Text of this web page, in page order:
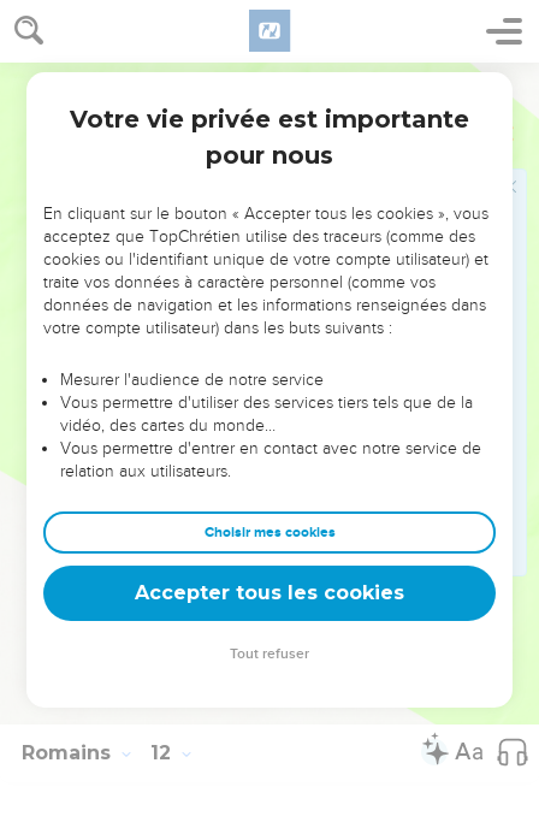
Romains 11
30 Autrefois, vous n’avez pas obéi à Dieu, mais maintenant,
Dieu a eu pitié de vous, parce que les Juifs n’ont pas obéi.
obéi à Dieu, pour que Dieu ait pitié de vous. Alors
maintenant, eux aussi pourront recevoir la pitié de Dieu.
Dieu a permis que tous les êtres humains refusent d’obéir,
pour montrer à tous sa pitié.
La grandeur merveilleuse de Dieu
Dieu est vraiment grand ! Sa sagesse et ses pensées sont
vraiment très profondes, personne ne peut connaître ses
décisions, personne ne peut comprendre ses projets. Les
Livres Saints disent :
« Qui connaît la pensée du Seigneur ? Qui peut lui donner
des conseils ? »
lui donne à son tour ? »
Oui, tout vient de lui, tout existe par lui et pour lui. À Dieu
la gloire pour toujours ! Amen !
© Société biblique française – Bibli’O, 2000, avec autorisation. Pour vous procurer
Romains 12
Votre vie privée est importante
pour nous
En cliquant sur le bouton « Accepter tous les cookies », vous
acceptez que TopChrétien utilise des traceurs (comme des
cookies ou l'identifiant unique de votre compte utilisateur) et
traite vos données à caractère personnel (comme vos
données de navigation et les informations renseignées dans
votre compte utilisateur) dans les buts suivants :
Mesurer l'audience de notre service
Vous permettre d'utiliser des services tiers tels que de la
vidéo, des cartes du monde…
Vous permettre d'entrer en contact avec notre service de
relation aux utilisateurs.
Choisir mes cookies
Accepter tous les cookies
Tout refuser